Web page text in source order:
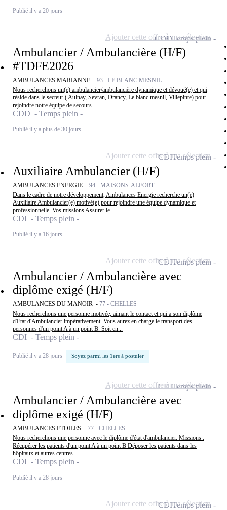
Publié il y a 20 jours
Ambulancier / Ambulancière (H/F)
#TDFE2026
AMBULANCES MARIANNE - 93 - LE BLANC MESNIL
Nous recherchons un(e) ambulancier/ambulancière dynamique et dévoué(e) et qui
réside dans le secteur ( Aulnay, Sevran, Drancy, Le blanc mesnil, Villepinte) pour
rejoindre notre équipe de secours....
CDD - Temps plein
Publié il y a plus de 30 jours
CDDTemps plein
Ajouter cette offre à ma sélection
Auxiliaire Ambulancier (H/F)
AMBULANCES ENERGIE - 94 - MAISONS-ALFORT
Dans le cadre de notre développement, Ambulances Energie recherche un(e)
Auxiliaire Ambulancier(e) motivé(e) pour rejoindre une équipe dynamique et
professionnelle. Vos missions Assurer le...
CDI - Temps plein
Publié il y a 16 jours
CDITemps plein
Ajouter cette offre à ma sélection
Ambulancier / Ambulancière avec
diplôme exigé (H/F)
AMBULANCES DU MANOIR - 77 - CHELLES
Nous recherchons une personne motivée, aimant le contact et qui a son diplôme
d'Etat d'Ambulancier impérativement. Vous aurez en charge le transport des
personnes d'un point A à un point B. Soit en...
CDI - Temps plein
Publié il y a 28 jours Soyez parmi les 1ers à postuler
CDITemps plein
Ajouter cette offre à ma sélection
Ambulancier / Ambulancière avec
diplôme exigé (H/F)
AMBULANCES ETOILES - 77 - CHELLES
Nous recherchons une personne avec le diplôme d'état d'ambulancier. Missions :
Récupérer les patients d'un point A à un point B Déposer les patients dans les
hôpitaux et autres centres...
CDI - Temps plein
Publié il y a 28 jours
CDITemps plein
Ajouter cette offre à ma sélection
CDITemps plein
Ajouter cette offre à ma sélection